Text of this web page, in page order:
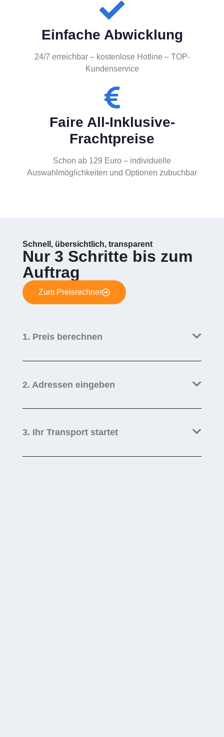
Einfache Abwicklung
24/7 erreichbar – kostenlose Hotline – TOP-
Kundenservice
Faire All-Inklusive-
Frachtpreise
Schon ab 129 Euro – individuelle
Auswahlmöglichkeiten und Optionen zubuchbar
Schnell, übersichtlich, transparent
Nur 3 Schritte bis zum
Auftrag
Zum Preisrechner
1. Preis berechnen
2. Adressen eingeben
3. Ihr Transport startet